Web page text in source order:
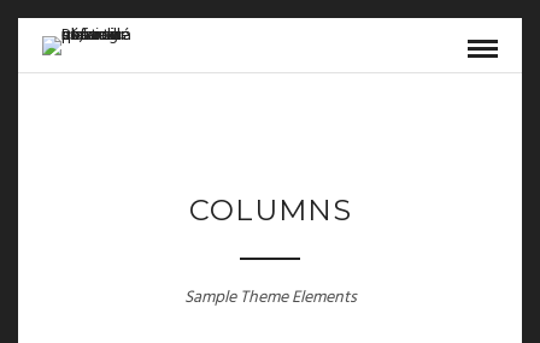
COLUMNS
Sample Theme Elements